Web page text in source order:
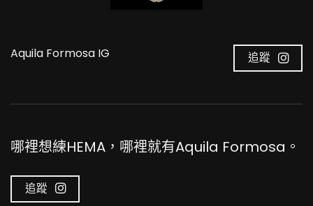
Aquila Formosa IG 追蹤
哪裡想練HEMA，哪裡就有Aquila Formosa。
追蹤